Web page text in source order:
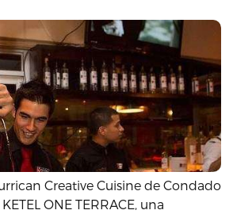
Creative Cuisine de Condado
ONE TERRACE, una